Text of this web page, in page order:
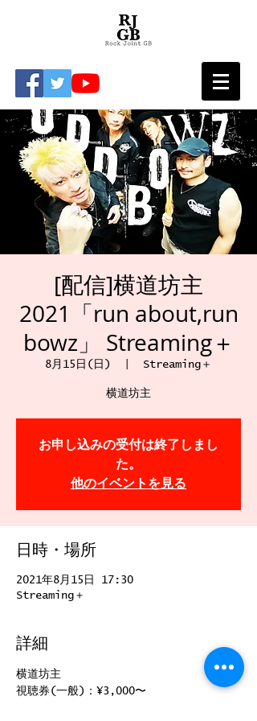
[配信]横道坊主
2021「run about,run
bowz」 Streaming＋
8月15日(日) Streaming＋
横道坊主
お申し込みの受付は終了しまし
た。
他のイベントを見る
日時・場所
2021年8月15日 17:30
Streaming＋
詳細
横道坊主
視聴券(一般)：¥3,000〜